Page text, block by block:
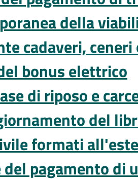
della
cadaveri,
bonus elettrico
di riposo e
del
formati
pagamento di